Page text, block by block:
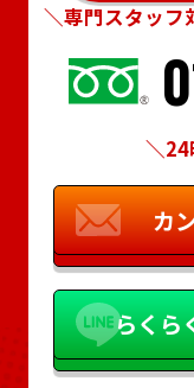
＼専門スタッフ
＼24
カ
らくら